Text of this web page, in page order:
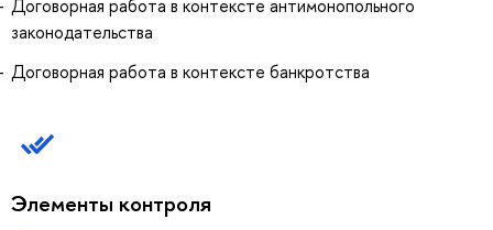
Договорная работа в контексте антимонопольного
законодательства
Договорная работа в контексте банкротства
Элементы контроля